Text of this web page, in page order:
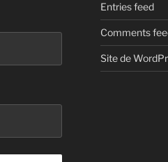
Entries feed
Comments
Site de